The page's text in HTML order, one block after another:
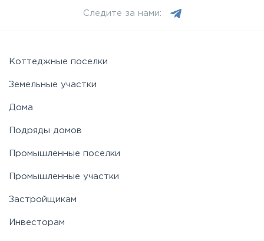
Новорижское
Носовихинское
Рогачёвское
Следите за нами:
Коттеджные поселки
Земельные участки
Дома
Подряды домов
Промышленные поселки
Промышленные участки
Застройщикам
Инвесторам